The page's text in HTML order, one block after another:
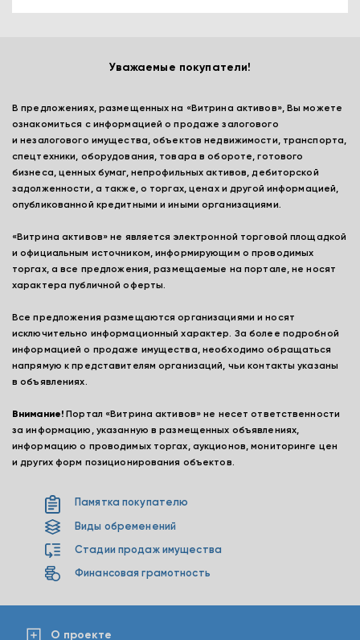
Уважаемые покупатели!
В предложениях, размещенных на «Витрина активов», Вы можете
ознакомиться с информацией о продаже залогового
и незалогового имущества, объектов недвижимости, транспорта,
спецтехники, оборудования, товара в обороте, готового
бизнеса, ценных бумаг, непрофильных активов, дебиторской
задолженности, а также, о торгах, ценах и другой информацией,
опубликованной кредитными и иными организациями.
«Витрина активов» не является электронной торговой площадкой
и официальным источником, информирующим о проводимых
торгах, а все предложения, размещаемые на портале, не носят
характера публичной оферты.
Все предложения размещаются организациями и носят
исключительно информационный характер. За более подробной
информацией о продаже имущества, необходимо обращаться
напрямую к представителям организаций, чьи контакты указаны
в объявлениях.
Внимание! Портал «Витрина активов» не несет ответственности
за информацию, указанную в размещенных объявлениях,
информацию о проводимых торгах, аукционов, мониторинге цен
и других форм позиционирования объектов.
Памятка покупателю
Виды обременений
Стадии продаж имущества
Финансовая грамотность
О проекте